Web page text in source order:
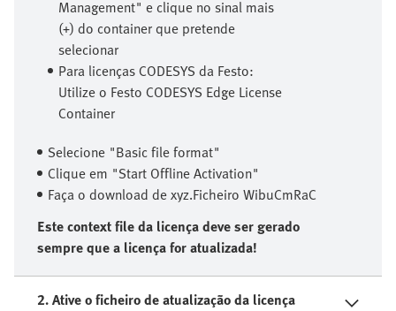
Management" e clique no sinal mais
(+) do container que pretende
selecionar
Para licenças CODESYS da Festo:
Utilize o Festo CODESYS Edge License
Container
Selecione "Basic file format"
Clique em "Start Offline Activation"
Faça o download de xyz.Ficheiro WibuCmRaC
Este context file da licença deve ser gerado
sempre que a licença for atualizada!
2. Ative o ficheiro de atualização da licença